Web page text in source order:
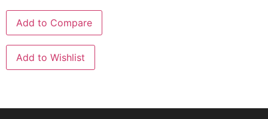
Add to Compare
Add to Wishlist